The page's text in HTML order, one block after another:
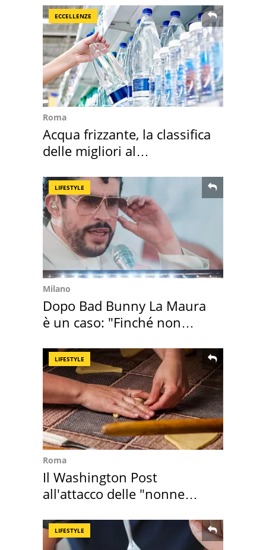
ECCELLENZE
Roma
Acqua frizzante, la classifica
delle migliori al
LIFESTYLE
Milano
Dopo Bad Bunny La Maura
è un caso: "Finché non
LIFESTYLE
Roma
Il Washington Post
all'attacco delle "nonne
LIFESTYLE